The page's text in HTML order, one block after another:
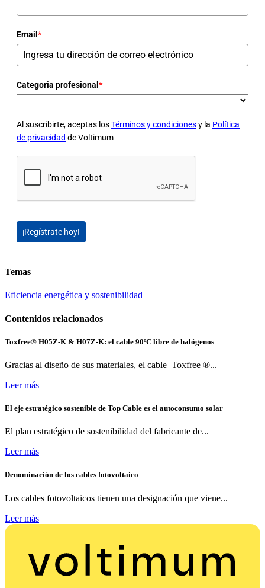
Email *
Categoria profesional *
Al suscribirte, aceptas losTérminos y condicionesy la Política
de privacidad de Voltimum
¡Regístrate hoy!
Temas
Eficiencia energética y sostenibilidad
Contenidos relacionados
Toxfree® H05Z-K & H07Z-K: el cable 90ºC libre de halógenos
Gracias al diseño de sus materiales, el cable Toxfree ®...
Leer más
El eje estratégico sostenible de Top Cable es el autoconsumo solar
El plan estratégico de sostenibilidad del fabricante de...
Leer más
Denominación de los cables fotovoltaico
Los cables fotovoltaicos tienen una designación que viene...
Leer más